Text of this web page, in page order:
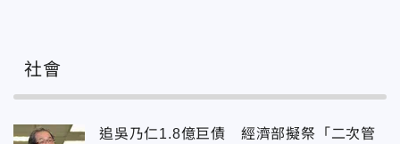
社會
追吳乃仁1.8億巨債 經濟部擬祭「二次管